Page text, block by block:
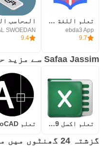
تعلم اللغة الانجليزية باتقان
ebda3 App
9.7
9.4
Safaa Jassim سے مزید حاصل کریں
تعلم اكسل 2019
گزشتہ 24 گھنٹوں میں موسمی ایپس